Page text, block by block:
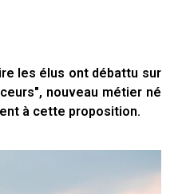
les élus ont débattu sur
nouveau métier né
à cette proposition.